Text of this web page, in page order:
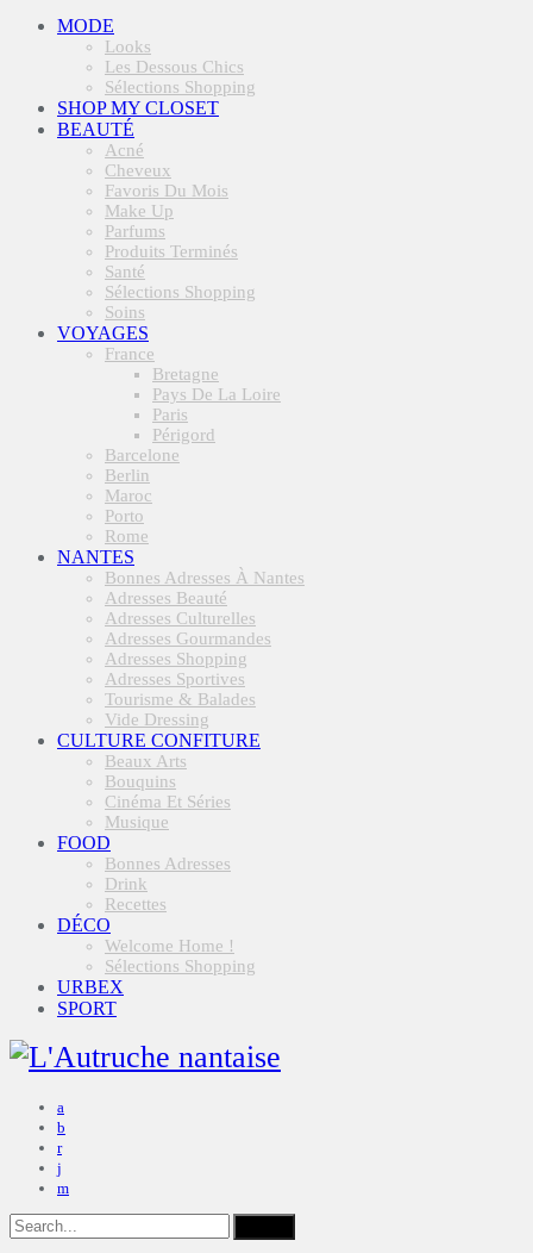
MODE
Looks
Les Dessous Chics
Sélections Shopping
SHOP MY CLOSET
BEAUTÉ
Acné
Cheveux
Favoris Du Mois
Make Up
Parfums
Produits Terminés
Santé
Sélections Shopping
Soins
VOYAGES
France
Bretagne
Pays De La Loire
Paris
Périgord
Barcelone
Berlin
Maroc
Porto
Rome
NANTES
Bonnes Adresses À Nantes
Adresses Beauté
Adresses Culturelles
Adresses Gourmandes
Adresses Shopping
Adresses Sportives
Tourisme & Balades
Vide Dressing
CULTURE CONFITURE
Beaux Arts
Bouquins
Cinéma Et Séries
Musique
FOOD
Bonnes Adresses
Drink
Recettes
DÉCO
Welcome Home !
Sélections Shopping
URBEX
SPORT